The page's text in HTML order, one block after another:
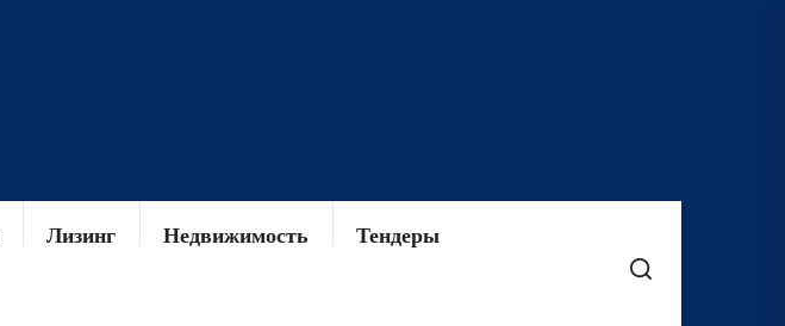
Лизинг Недвижимость Тендеры